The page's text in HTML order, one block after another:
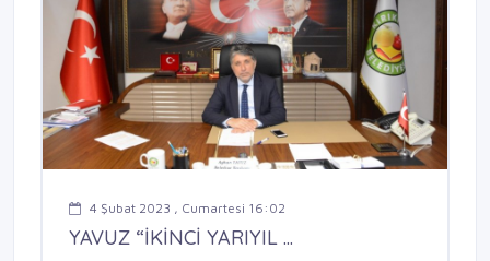
4 Şubat 2023 , Cumartesi 16:02
YAVUZ “İKİNCİ YARIYIL ...